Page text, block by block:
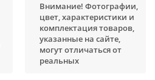
Внимание! Фотографии,
цвет, характеристики и
комплектация товаров,
указанные на сайте,
могут отличаться от
реальных